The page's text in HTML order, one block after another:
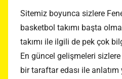
Sitemiz boyunca sizlere
basketbol takımı başta
takımı ile ilgili de pek çok
En güncel gelişmeleri
bir taraftar edası ile